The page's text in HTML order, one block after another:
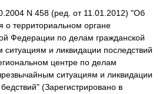
N 458 (ред. от 11.01.2012) "Об
о территориальном органе
Федерации по делам гражданской
и ликвидации последствий
центре по делам
ситуациям и ликвидации
(Зарегистрировано в